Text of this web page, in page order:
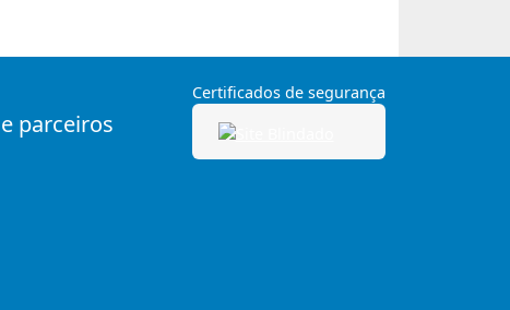
parceiros
Certificados de segurança